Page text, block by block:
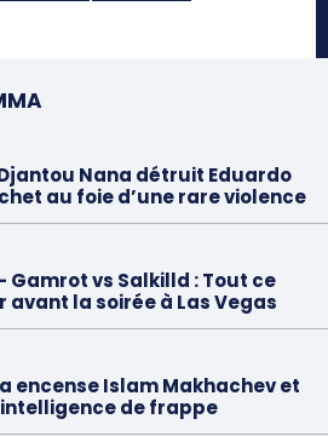
Nana détruit Eduardo
au foie d’une rare violence
Gamrot vs Salkilld : Tout ce
avant la soirée à Las Vegas
encense Islam Makhachev et
de frappe